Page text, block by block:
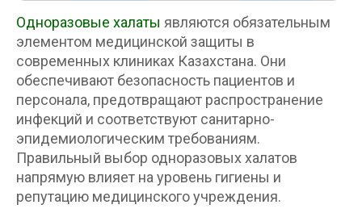
Одноразовые халаты являются обязательным
элементом медицинской защиты в
современных клиниках Казахстана. Они
обеспечивают безопасность пациентов и
персонала, предотвращают распространение
инфекций и соответствуют санитарно-
эпидемиологическим требованиям.
Правильный выбор одноразовых халатов
напрямую влияет на уровень гигиены и
репутацию медицинского учреждения.